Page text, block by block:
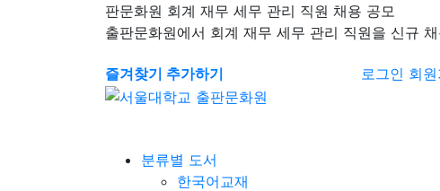
판문화원 회계 재무 세무 관리 직원 채용 공모
출판문화원에서 회계 재무 세무 관리 직원을 신규
즐겨찾기 추가하기 로그인 회
분류별 도서
한국어교재